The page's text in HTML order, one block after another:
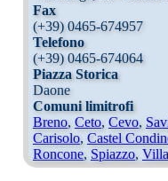
Fax
(+39) 0465-674957
Telefono
(+39) 0465-674064
Piazza Storica
Daone
Comuni limitrofi
Breno, Ceto, Cevo,
Carisolo, Castel
Roncone, Spiazzo,